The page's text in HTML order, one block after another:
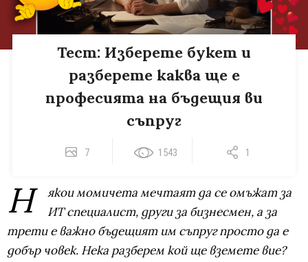
Тест: Изберете букет и
разберете каквa ще е
професията на бъдещия ви
съпруг
7 1543 1
Н
якои момичета мечтаят да се омъжат за
ИТ специалист, други за бизнесмен, а за
трети е важно бъдещият им съпруг просто да е
добър човек. Нека разберем кой ще вземете вие?